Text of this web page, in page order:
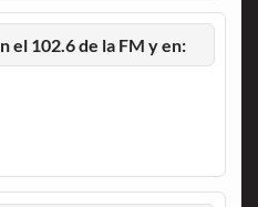
el 102.6 de la FM y en: